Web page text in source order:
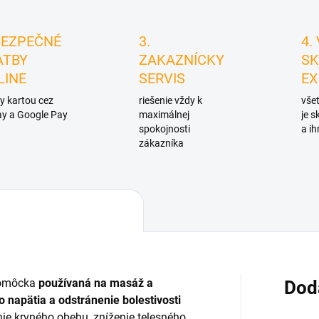
kartou cez
a Google Pay
3.
ZAKAZNÍCKY
SERVIS
riešenie vždy k
maximálnej
spokojnosti
zákazníka
4.
je
a
používaná na masáž a
napätia a odstránenie bolestivosti